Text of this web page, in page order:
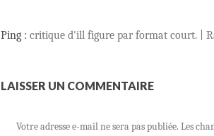
Ping : critique d'ill figure par format court. |
LAISSER UN COMMENTAIRE
Votre adresse e-mail ne sera pas publiée. Les